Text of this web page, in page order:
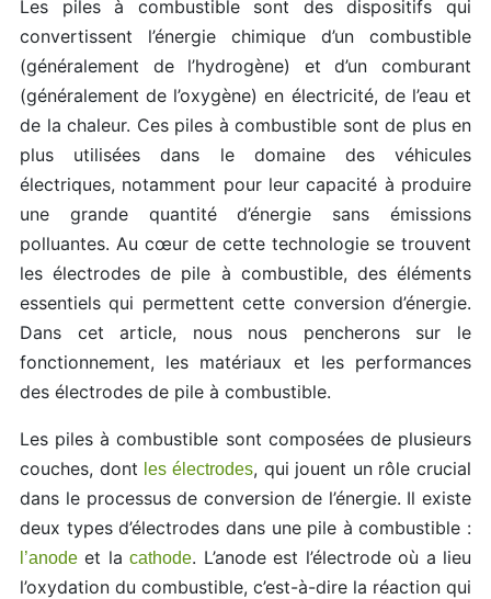
Les piles à combustible sont des dispositifs qui
convertissent l’énergie chimique d’un combustible
(généralement de l’hydrogène) et d’un comburant
(généralement de l’oxygène) en électricité, de l’eau et
de la chaleur. Ces piles à combustible sont de plus en
plus utilisées dans le domaine des véhicules
électriques, notamment pour leur capacité à produire
une grande quantité d’énergie sans émissions
polluantes. Au cœur de cette technologie se trouvent
les électrodes de pile à combustible, des éléments
essentiels qui permettent cette conversion d’énergie.
Dans cet article, nous nous pencherons sur le
fonctionnement, les matériaux et les performances
des électrodes de pile à combustible.
Les piles à combustible sont composées de plusieurs
couches, dont les électrodes, qui jouent un rôle crucial
dans le processus de conversion de l’énergie. Il existe
deux types d’électrodes dans une pile à combustible :
l’anode et lacathode. L’anode est l’électrode où a lieu
l’oxydation du combustible, c’est-à-dire la réaction qui